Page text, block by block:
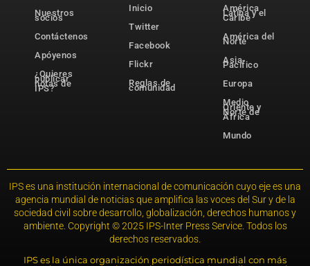
Nuestros
socios
Contáctenos
Apóyenos
¿Quieres
publicar
notas de
IPS?
Inicio
Twitter
Facebook
Flickr
Reglas de
comunidad
América
Latina y el
Caribe
América del
Norte
Asia-
Pacífico
Europa
Medio
Oriente y
Norte de
África
Mundo
IPS es una institución internacional de comunicación cuyo eje es una
agencia mundial de noticias que amplifica las voces del Sur y de la
sociedad civil sobre desarrollo, globalización, derechos humanos y
ambiente. Copyright © 2025 IPS-Inter Press Service. Todos los
derechos reservados.
IPS es la única organización periodística mundial con más